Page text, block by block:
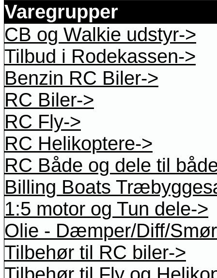
Varegrupper
CB og Walkie udstyr->
Tilbud i Rodekassen->
Benzin RC Biler->
RC Biler->
RC Fly->
RC Helikoptere->
RC Både og dele til
Billing Boats
1:5 motor og Tun dele->
Olie - Dæmper/Diff/
Tilbehør til RC biler->